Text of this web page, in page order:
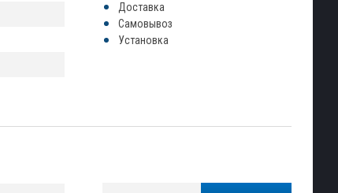
Доставка
Самовывоз
Установка